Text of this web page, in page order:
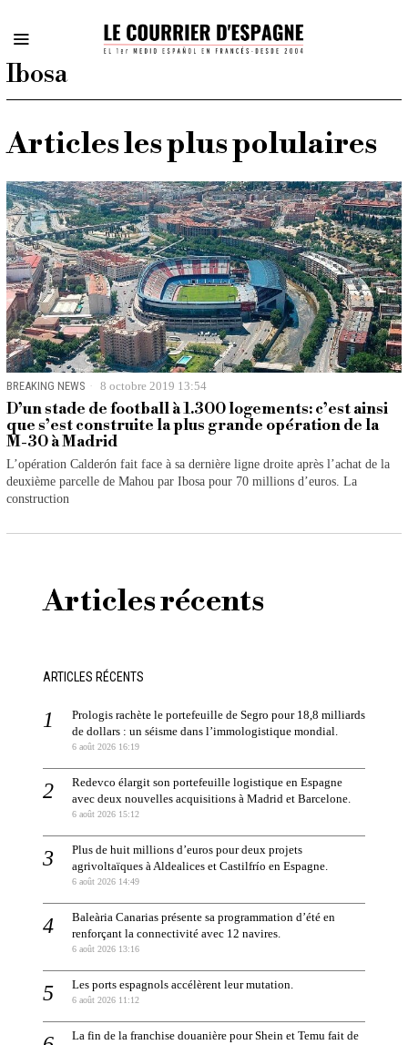
Ibosa
Articles les plus polulaires
BREAKING NEWS 8 octobre 2019 13:54
D’un stade de football à 1.300 logements: c’est ainsi
que s’est construite la plus grande opération de la
M-30 à Madrid
L’opération Calderón fait face à sa dernière ligne droite après l’achat de la
deuxième parcelle de Mahou par Ibosa pour 70 millions d’euros. La
construction
Articles récents
ARTICLES RÉCENTS
Prologis rachète le portefeuille de Segro pour 18,8 milliards
de dollars : un séisme dans l’immologistique mondial.
6 août 2026 16:19
Redevco élargit son portefeuille logistique en Espagne
avec deux nouvelles acquisitions à Madrid et Barcelone.
6 août 2026 15:12
Plus de huit millions d’euros pour deux projets
agrivoltaïques à Aldealices et Castilfrío en Espagne.
6 août 2026 14:49
Baleària Canarias présente sa programmation d’été en
renforçant la connectivité avec 12 navires.
6 août 2026 13:16
Les ports espagnols accélèrent leur mutation.
6 août 2026 11:12
La fin de la franchise douanière pour Shein et Temu fait de